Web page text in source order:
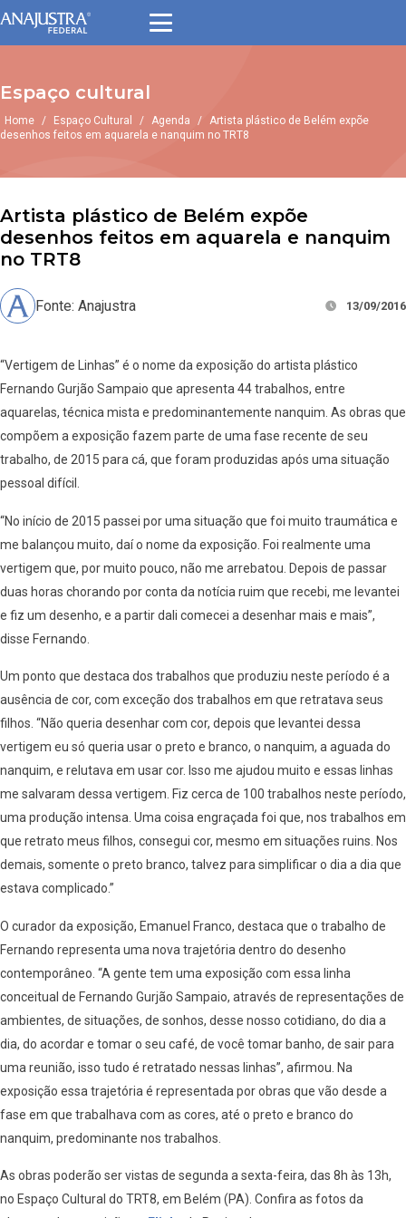
Espaço cultural
Home / Espaço Cultural / Agenda / Artista plástico de Belém expõe
desenhos feitos em aquarela e nanquim no TRT8
Artista plástico de Belém expõe
desenhos feitos em aquarela e nanquim
no TRT8
Fonte: Anajustra 13/09/2016
“Vertigem de Linhas” é o nome da exposição do artista plástico
Fernando Gurjão Sampaio que apresenta 44 trabalhos, entre
aquarelas, técnica mista e predominantemente nanquim. As obras que
compõem a exposição fazem parte de uma fase recente de seu
trabalho, de 2015 para cá, que foram produzidas após uma situação
pessoal difícil.
“No início de 2015 passei por uma situação que foi muito traumática e
me balançou muito, daí o nome da exposição. Foi realmente uma
vertigem que, por muito pouco, não me arrebatou. Depois de passar
duas horas chorando por conta da notícia ruim que recebi, me levantei
e fiz um desenho, e a partir dali comecei a desenhar mais e mais”,
disse Fernando.
Um ponto que destaca dos trabalhos que produziu neste período é a
ausência de cor, com exceção dos trabalhos em que retratava seus
filhos. “Não queria desenhar com cor, depois que levantei dessa
vertigem eu só queria usar o preto e branco, o nanquim, a aguada do
nanquim, e relutava em usar cor. Isso me ajudou muito e essas linhas
me salvaram dessa vertigem. Fiz cerca de 100 trabalhos neste período,
uma produção intensa. Uma coisa engraçada foi que, nos trabalhos em
que retrato meus filhos, consegui cor, mesmo em situações ruins. Nos
demais, somente o preto branco, talvez para simplificar o dia a dia que
estava complicado.”
O curador da exposição, Emanuel Franco, destaca que o trabalho de
Fernando representa uma nova trajetória dentro do desenho
contemporâneo. “A gente tem uma exposição com essa linha
conceitual de Fernando Gurjão Sampaio, através de representações de
ambientes, de situações, de sonhos, desse nosso cotidiano, do dia a
dia, do acordar e tomar o seu café, de você tomar banho, de sair para
uma reunião, isso tudo é retratado nessas linhas”, afirmou. Na
exposição essa trajetória é representada por obras que vão desde a
fase em que trabalhava com as cores, até o preto e branco do
nanquim, predominante nos trabalhos.
As obras poderão ser vistas de segunda a sexta-feira, das 8h às 13h,
no Espaço Cultural do TRT8, em Belém (PA). Confira as fotos da